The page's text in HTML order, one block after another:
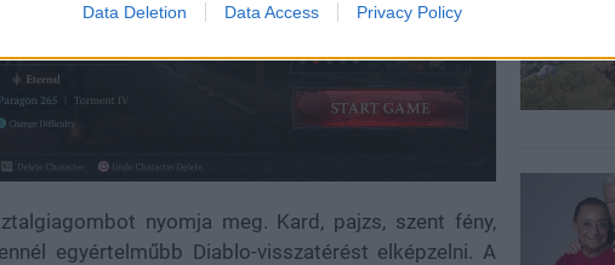
Data Deletion Data Access Privacy Policy
nyomja meg. Kard, pajzs, szent fény,
egyértelműbb Diablo-visszatérést elképzelni. A